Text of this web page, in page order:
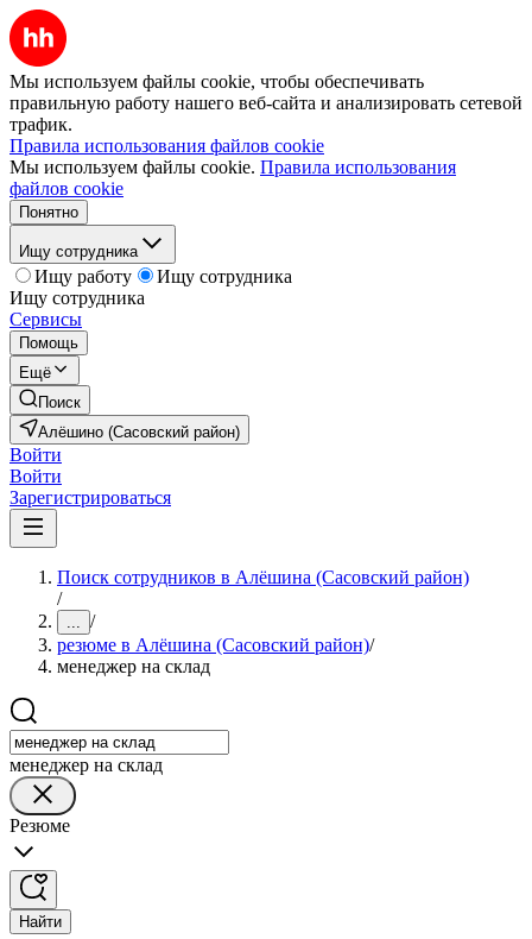
Мы используем файлы cookie, чтобы обеспечивать
правильную работу нашего веб-сайта и анализировать сетевой
трафик.
Правила использования файлов cookie
Мы используем файлы cookie. Правила использования
файлов cookie
Понятно
Ищу сотрудника
Ищу работу
Ищу сотрудника
Ищу сотрудника
Сервисы
Помощь
Ещё
Поиск
Алёшино (Сасовский район)
Войти
Войти
Зарегистрироваться
Поиск сотрудников в Алёшина (Сасовский район)
/
... /
резюме в Алёшина (Сасовский район)/
менеджер на склад
менеджер на склад
Резюме
Найти